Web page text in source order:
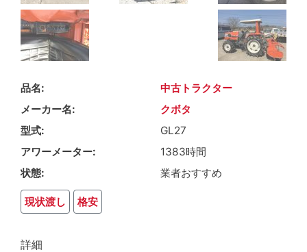
品名
中古トラクター
メーカー名
クボタ
型式
GL27
アワーメーター
1383時間
状態
業者おすすめ
現状渡し 格安
詳細